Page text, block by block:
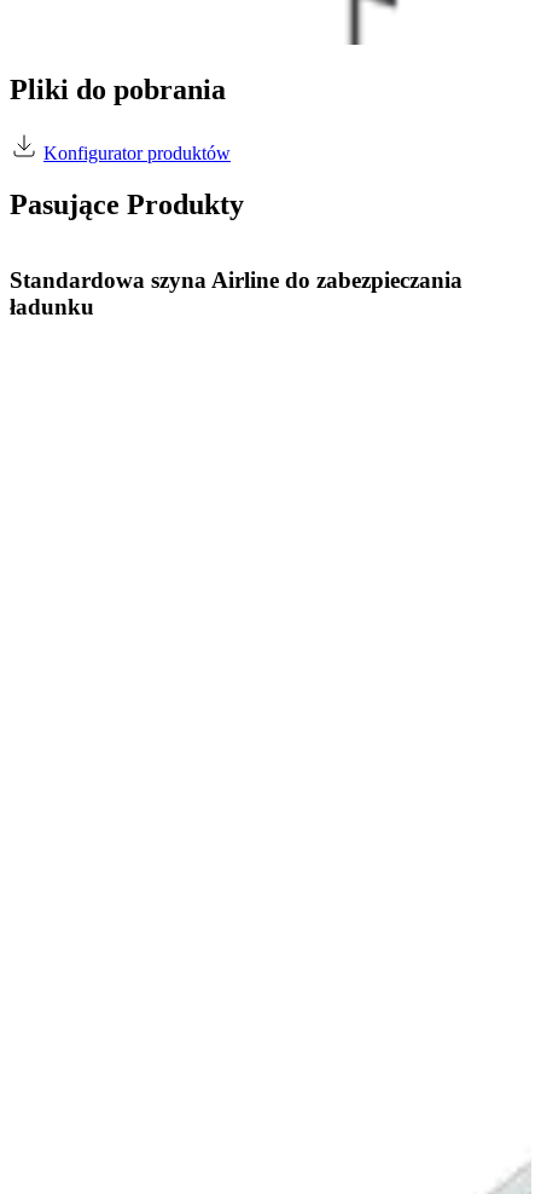
Pliki do pobrania
Konfigurator produktów
Pasujące Produkty
Standardowa szyna Airline do zabezpieczania
ładunku